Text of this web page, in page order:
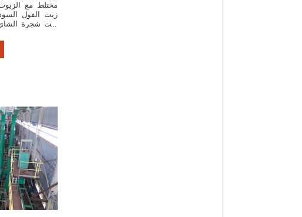
مختلط مع
زيت الفول
زيت شجرة
أسبوعين .